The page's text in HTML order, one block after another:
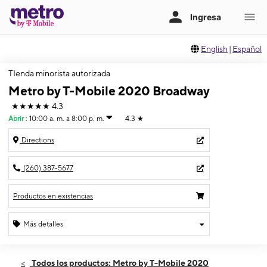
English | Español
TIenda minorista autorizada
Metro by T-Mobile 2020 Broadway
★★★★★ 4.3
Abrir : 10:00 a. m. a 8:00 p. m. 4.3 ★
Directions
(260) 387-5677
Productos en existencias
Más detalles
Jueves:10:00 a. m. a 8:00 p. m.
Todos los productos: Metro by T-Mobile 2020